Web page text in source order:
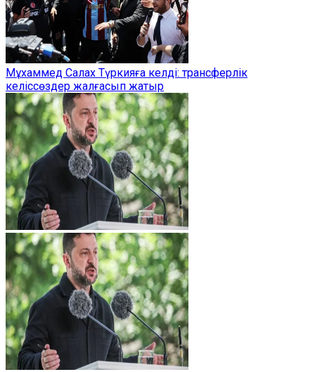
Мұхаммед Салах Түркияға келді: трансферлік
келіссөздер жалғасып жатыр